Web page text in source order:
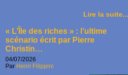
Lire la suite...
« L’Île des riches » : l’ultime
scénario écrit par Pierre
Christin…
04/07/2026
Par Henri Filippini